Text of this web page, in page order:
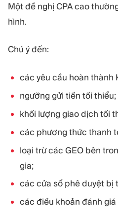
Một đề nghị CPA cao
hình.
Chú ý đến:
các yêu cầu hoàn thành
ngưỡng gửi tiền tối thiểu;
khối lượng giao dịch tối
các phương thức thanh
loại trừ các GEO bên
gia;
các cửa sổ phê duyệt bị
các điều khoản đánh